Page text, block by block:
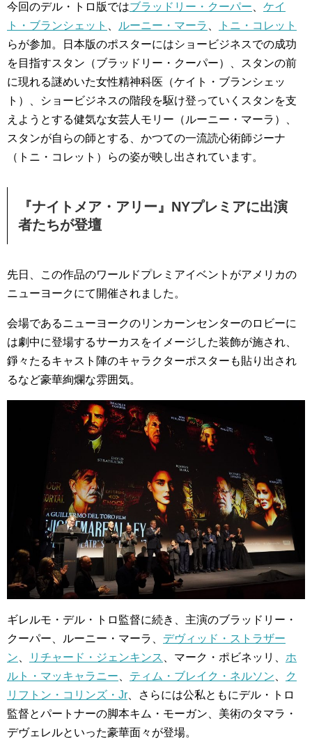
今回のデル・トロ版ではブラッドリー・クーパー
ケイ
ト・ブランシェット
ルーニー・マーラ
トニ・コレット
らが参加。日本版のポスターにはショービジネスでの成功
を目指すスタン（ブラッドリー・クーパー）、スタンの前
に現れる謎めいた女性精神科医（ケイト・ブランシェッ
ト）、ショービジネスの階段を駆け登っていくスタンを支
えようとする健気な女芸人モリー（ルーニー・マーラ）、
スタンが自らの師とする、かつての一流読心術師ジーナ
（トニ・コレット）らの姿が映し出されています。
『ナイトメア・アリー』NYプレミアに出演
者たちが登壇
先日、この作品のワールドプレミアイベントがアメリカの
ニューヨークにて開催されました。
会場であるニューヨークのリンカーンセンターのロビーに
は劇中に登場するサーカスをイメージした装飾が施され、
錚々たるキャスト陣のキャラクターポスターも貼り出され
るなど豪華絢爛な雰囲気。
ギレルモ・デル・トロ監督に続き、主演のブラッドリー・
クーパー、ルーニー・マーラ、 デヴィッド・ストラザー
ン
リチャード・ジェンキンス 、マーク・ポビネッリ、 ホ
ルト・マッキャラニー
ティム・ブレイク・ネルソン
ク
リフトン・コリンズ・Jr 、さらには公私ともにデル・トロ
監督とパートナーの脚本キム・モーガン、美術のタマラ・
デヴェレルといった豪華面々が登場。